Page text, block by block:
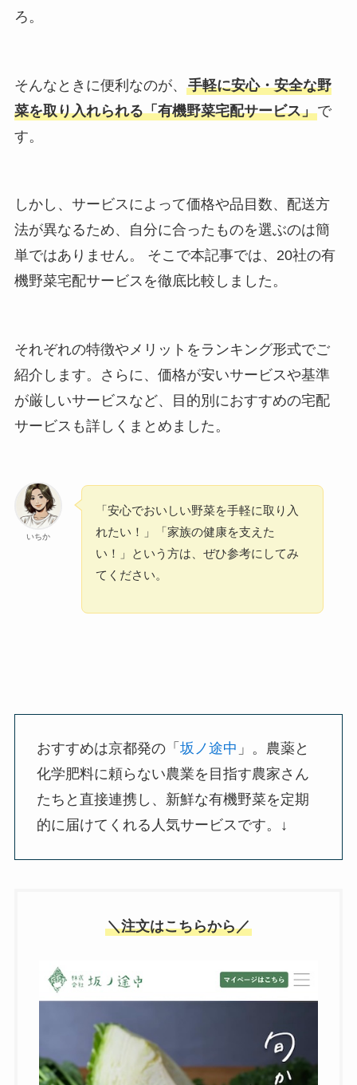
ろ。
そんなときに便利なのが、 手軽に安心・安全な野
菜を取り入れられる「有機野菜宅配サービス」で
す。
しかし、サービスによって価格や品目数、配送方
法が異なるため、自分に合ったものを選ぶのは簡
単ではありません。 そこで本記事では、20社の有
機野菜宅配サービスを徹底比較しました。
それぞれの特徴やメリットをランキング形式でご
紹介します。さらに、価格が安いサービスや基準
が厳しいサービスなど、目的別におすすめの宅配
サービスも詳しくまとめました。
いちか
「安心でおいしい野菜を手軽に取り入
れたい！」「家族の健康を支えた
い！」という方は、ぜひ参考にしてみ
てください。
おすすめは京都発の「 坂ノ途中 」。農薬と
化学肥料に頼らない農業を目指す農家さん
たちと直接連携し、新鮮な有機野菜を定期
的に届けてくれる人気サービスです。↓
＼注文はこちらから／